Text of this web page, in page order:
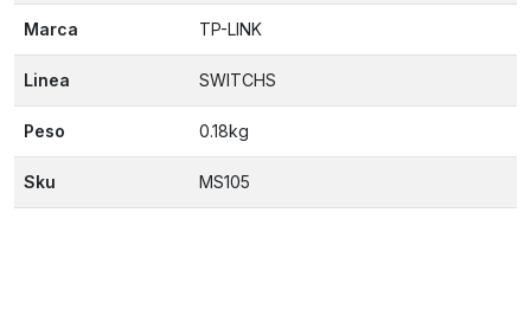
Marca TP-LINK
Linea SWITCHS
Peso 0.18kg
Sku MS105